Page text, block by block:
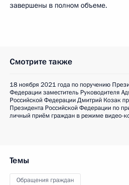
завершены в полном объеме.
Смотрите также
18 ноября 2021 года по поручению
Федерации заместитель Руководителя
Российской Федерации Дмитрий Козак
Президента Российской Федерации по
личный приём граждан в режиме видео-
Темы
Обращения граждан